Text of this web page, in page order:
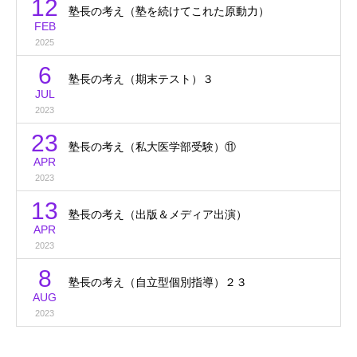
12
FEB
2025
塾長の考え（塾を続けてこれた原動力）
6
JUL
2023
塾長の考え（期末テスト）３
23
APR
2023
塾長の考え（私大医学部受験）⑪
13
APR
2023
塾長の考え（出版＆メディア出演）
8
AUG
2023
塾長の考え（自立型個別指導）２３